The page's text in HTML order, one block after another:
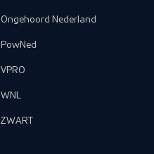
Ongehoord Nederland
PowNed
VPRO
WNL
ZWART